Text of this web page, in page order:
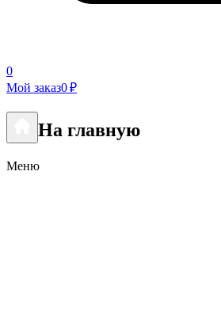
0
Мой заказ0 ₽
На главную
Меню